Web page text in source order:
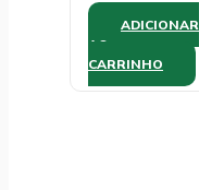
ADICIONAR
AO
CARRINHO